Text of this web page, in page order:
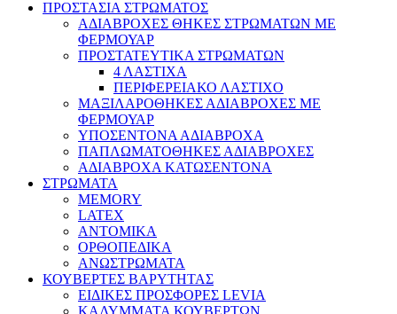
ΠΡΟΣΤΑΣΙΑ ΣΤΡΩΜΑΤΟΣ
ΑΔΙΑΒΡΟΧΕΣ ΘΗΚΕΣ ΣΤΡΩΜΑΤΩΝ ΜΕ
ΦΕΡΜΟΥΑΡ
ΠΡΟΣΤΑΤΕΥΤΙΚΑ ΣΤΡΩΜΑΤΩΝ
4 ΛΑΣΤΙΧΑ
ΠΕΡΙΦΕΡΕΙΑΚΟ ΛΑΣΤΙΧΟ
ΜΑΞΙΛΑΡΟΘΗΚΕΣ ΑΔΙΑΒΡΟΧΕΣ ΜΕ
ΦΕΡΜΟΥΑΡ
ΥΠΟΣΕΝΤΟΝΑ ΑΔΙΑΒΡΟΧΑ
ΠΑΠΛΩΜΑΤΟΘΗΚΕΣ ΑΔΙΑΒΡΟΧΕΣ
ΑΔΙΑΒΡΟΧΑ ΚΑΤΩΣΕΝΤΟΝΑ
ΣΤΡΩΜΑΤΑ
MEMORY
LATEX
ΑΝΤΟΜΙΚΑ
ΟΡΘΟΠΕΔΙΚΑ
ΑΝΩΣΤΡΩΜΑΤΑ
ΚΟΥΒΕΡΤΕΣ ΒΑΡΥΤΗΤΑΣ
ΕΙΔΙΚΕΣ ΠΡΟΣΦΟΡΕΣ LEVIA
ΚΑΛΥΜΜΑΤΑ ΚΟΥΒΕΡΤΩΝ